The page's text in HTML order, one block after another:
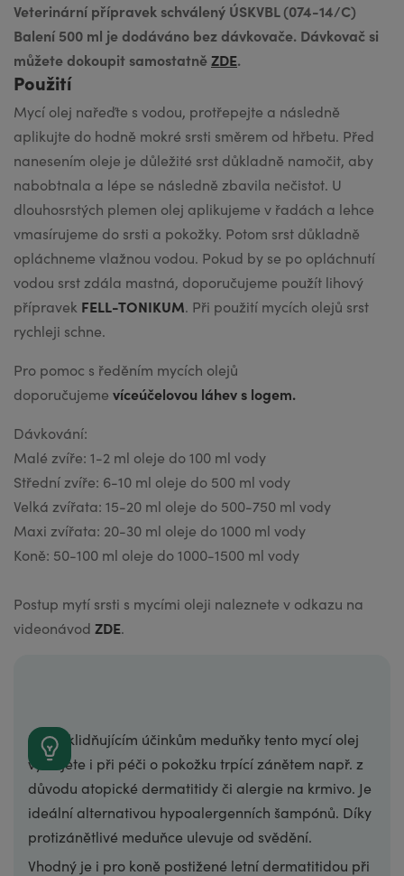
Veterinární přípravek schválený ÚSKVBL (074-14/C)
Balení 500 ml je dodáváno bez dávkovače. Dávkovač si
můžete dokoupit samostatněZDE.
Použití
Mycí olej nařeďte s vodou, protřepejte a následně
aplikujte do hodně mokré srsti směrem od hřbetu. Před
nanesením oleje je důležité srst důkladně namočit, aby
nabobtnala a lépe se následně zbavila nečistot. U
dlouhosrstých plemen olej aplikujeme v řadách a lehce
vmasírujeme do srsti a pokožky. Potom srst důkladně
opláchneme vlažnou vodou. Pokud by se po opláchnutí
vodou srst zdála mastná, doporučujeme použít lihový
přípravek FELL-TONIKUM. Při použití mycích olejů srst
rychleji schne.
Pro pomoc s ředěním mycích olejů
doporučujeme víceúčelovou láhev s logem.
Dávkování:
Malé zvíře: 1-2 ml oleje do 100 ml vody
Střední zvíře: 6-10 ml oleje do 500 ml vody
Velká zvířata: 15-20 ml oleje do 500-750 ml vody
Maxi zvířata: 20-30 ml oleje do 1000 ml vody
Koně: 50-100 ml oleje do 1000-1500 ml vody
Postup mytí srsti s mycími oleji naleznete v odkazu na
videonávod ZDE.
Díky zklidňujícím účinkům meduňky tento mycí olej
využijete i při péči o pokožku trpící zánětem např. z
důvodu atopické dermatitidy či alergie na krmivo. Je
ideální alternativou hypoalergenních šampónů. Díky
protizánětlivé meduňce ulevuje od svědění.
Vhodný je i pro koně postižené letní dermatitidou při